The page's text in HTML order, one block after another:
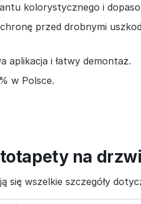
kolorystycznego i
przed drobnymi
aplikacja i łatwy demontaż.
w Polsce.
na drzwi
się wszelkie szczegóły